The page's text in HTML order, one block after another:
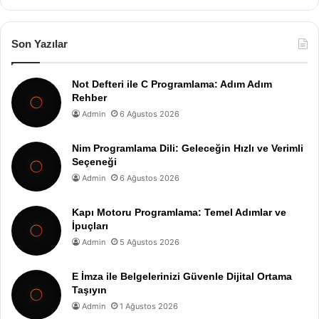
Son Yazılar
Not Defteri ile C Programlama: Adım Adım
Rehber
Admin 6 Ağustos 2026
Nim Programlama Dili: Geleceğin Hızlı ve Verimli
Seçeneği
Admin 6 Ağustos 2026
Kapı Motoru Programlama: Temel Adımlar ve
İpuçları
Admin 5 Ağustos 2026
E İmza ile Belgelerinizi Güvenle Dijital Ortama
Taşıyın
Admin 1 Ağustos 2026